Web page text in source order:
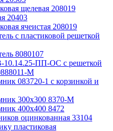
щелевая 208019
20403
ячеистая 208019
с пластиковой решеткой
8080107
10.14.25-ПП-ОС с решеткой
М
083720-1 c корзинкой и
300x300 8370-М
400x400 8472
оцинкованная 33104
пластиковая